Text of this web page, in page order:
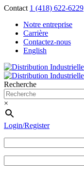
Contact 1 (418) 622-6229
Notre entreprise
Carrière
Contactez-nous
English
Recherche
×
Login/Register